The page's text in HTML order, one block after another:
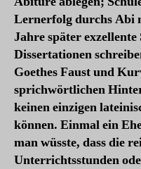
Lernerfolg durchs Abi
Jahre später
Dissertationen
Goethes Faust und
sprichwörtlichen
keinen einzigen
können. Einmal ein
man wüsste, dass die
Unterrichtsstunden